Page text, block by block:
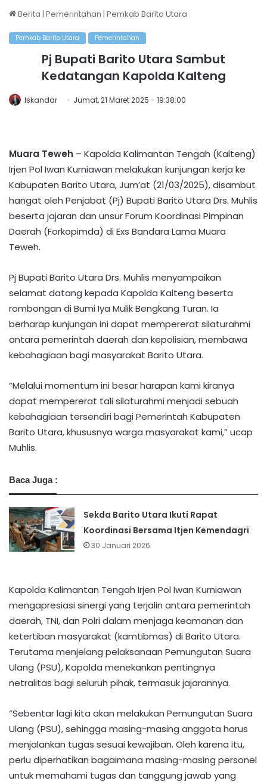
Berita | Pemerintahan | Pemkab Barito Utara
Pemkab Barito Utara Pemerintahan
Pj Bupati Barito Utara Sambut
Kedatangan Kapolda Kalteng
Iskandar Jumat, 21 Maret 2025 - 19:38:00
Muara Teweh – Kapolda Kalimantan Tengah (Kalteng)
Irjen Pol Iwan Kurniawan melakukan kunjungan kerja ke
Kabupaten Barito Utara, Jum’at (21/03/2025), disambut
hangat oleh Penjabat (Pj) Bupati Barito Utara Drs. Muhlis
beserta jajaran dan unsur Forum Koordinasi Pimpinan
Daerah (Forkopimda) di Exs Bandara Lama Muara
Teweh.
Pj Bupati Barito Utara Drs. Muhlis menyampaikan
selamat datang kepada Kapolda Kalteng beserta
rombongan di Bumi Iya Mulik Bengkang Turan. Ia
berharap kunjungan ini dapat mempererat silaturahmi
antara pemerintah daerah dan kepolisian, membawa
kebahagiaan bagi masyarakat Barito Utara.
“Melalui momentum ini besar harapan kami kiranya
dapat mempererat tali silaturahmi menjadi sebuah
kebahagiaan tersendiri bagi Pemerintah Kabupaten
Barito Utara, khususnya warga masyarakat kami,” ucap
Muhlis.
Baca Juga :
Sekda Barito Utara Ikuti Rapat
Koordinasi Bersama Itjen Kemendagri
30 Januari 2026
Kapolda Kalimantan Tengah Irjen Pol Iwan Kurniawan
mengapresiasi sinergi yang terjalin antara pemerintah
daerah, TNI, dan Polri dalam menjaga keamanan dan
ketertiban masyarakat (kamtibmas) di Barito Utara.
Terutama menjelang pelaksanaan Pemungutan Suara
Ulang (PSU), Kapolda menekankan pentingnya
netralitas bagi seluruh pihak, termasuk jajarannya.
“Sebentar lagi kita akan melakukan Pemungutan Suara
Ulang (PSU), sehingga masing-masing anggota harus
menjalankan tugas sesuai kewajiban. Oleh karena itu,
perlu diperhatikan bagaimana masing-masing personel
untuk memahami tugas dan tanggung jawab yang